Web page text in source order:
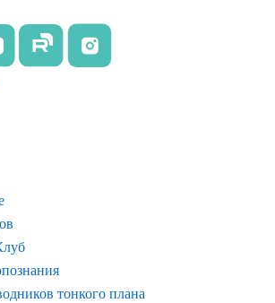
тонкого плана